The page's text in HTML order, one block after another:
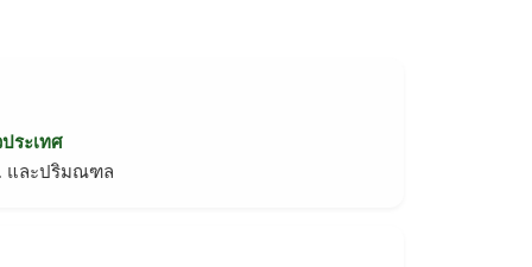
ระเทศ
และปริมณฑล